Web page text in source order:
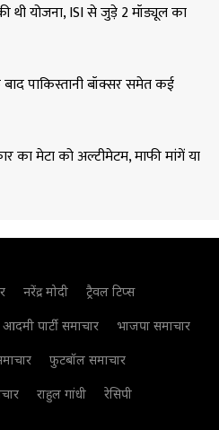
थी योजना, ISI से जुड़े 2 मॉड्यूल का
पाकिस्तानी बॉक्सर समेत कई
का मेटा को अल्टीमेटम, माफी मांगें या
नरेंद्र मोदी
ट्रैवल टिप्स
पार्टी समाचार
भाजपा समाचार
फुटबॉल समाचार
राहुल गांधी
रेसिपी